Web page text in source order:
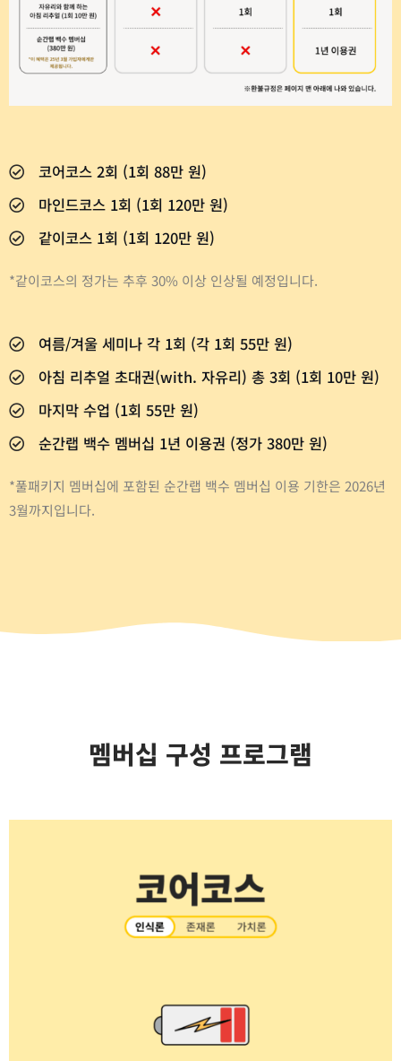
코어코스 2회 (1회 88만 원)
마인드코스 1회 (1회 120만 원)
같이코스 1회 (1회 120만 원)
*같이코스의 정가는 추후 30% 이상 인상될 예정입니다.
여름/겨울 세미나 각 1회 (각 1회 55만 원)
아침 리추얼 초대권(with. 자유리) 총 3회 (1회 10만 원)
마지막 수업 (1회 55만 원)
순간랩 백수 멤버십 1년 이용권 (정가 380만 원)
*풀패키지 멤버십에 포함된 순간랩 백수 멤버십 이용 기한은 2026년
3월까지입니다.
멤버십 구성 프로그램